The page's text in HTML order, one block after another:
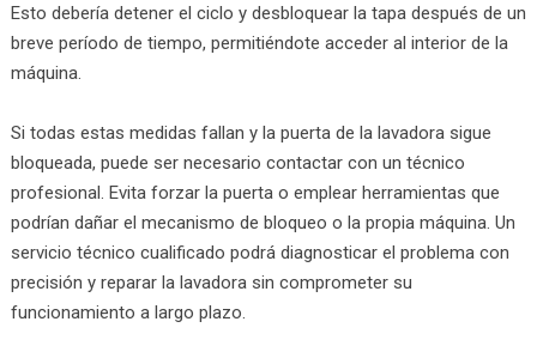
Esto debería detener el ciclo y desbloquear la tapa después de un
breve período de tiempo, permitiéndote acceder al interior de la
máquina.
Si todas estas medidas fallan y la puerta de la lavadora sigue
bloqueada, puede ser necesario contactar con un técnico
profesional. Evita forzar la puerta o emplear herramientas que
podrían dañar el mecanismo de bloqueo o la propia máquina. Un
servicio técnico cualificado podrá diagnosticar el problema con
precisión y reparar la lavadora sin comprometer su
funcionamiento a largo plazo.